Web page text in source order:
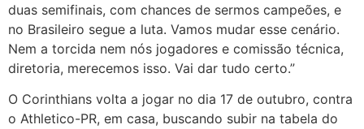
duas semifinais, com chances de sermos campeões, e
no Brasileiro segue a luta. Vamos mudar esse cenário.
Nem a torcida nem nós jogadores e comissão técnica,
diretoria, merecemos isso. Vai dar tudo certo.”
O Corinthians volta a jogar no dia 17 de outubro, contra
o Athletico-PR, em casa, buscando subir na tabela do